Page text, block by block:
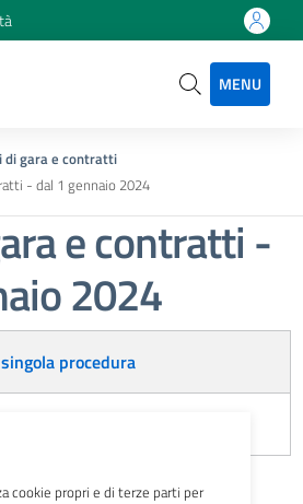
MENU
di gara e contratti
- dal 1 gennaio 2024
e contratti -
2024
procedura
generale
cookie propri e di terze parti per